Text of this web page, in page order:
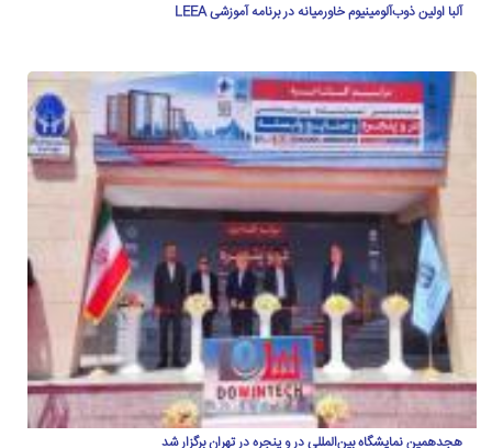
آلبا اولین ذوب‌آلومینیوم خاورمیانه در برنامه آموزشی LEEA
هجدهمین نمایشگاه بین‌المللی در و پنجره در تهران برگزار شد